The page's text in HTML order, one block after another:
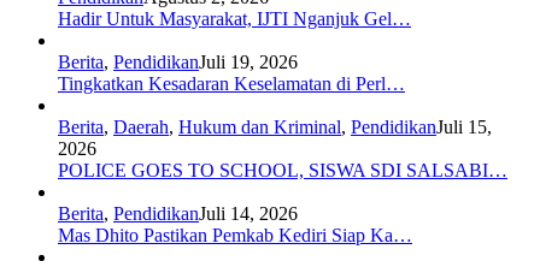
Hadir Untuk Masyarakat, IJTI Nganjuk Gel…
Berita, PendidikanJuli 19, 2026
Tingkatkan Kesadaran Keselamatan di Perl…
Berita, Daerah, Hukum dan Kriminal, PendidikanJuli 15,
2026
POLICE GOES TO SCHOOL, SISWA SDI SALSABI…
Berita, PendidikanJuli 14, 2026
Mas Dhito Pastikan Pemkab Kediri Siap Ka…